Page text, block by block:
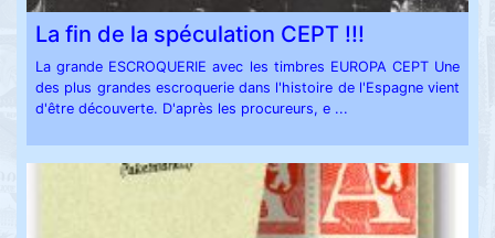
La fin de la spéculation CEPT !!!
La grande ESCROQUERIE avec les timbres EUROPA CEPT Une
des plus grandes escroquerie dans l'histoire de l'Espagne vient
d'être découverte. D'après les procureurs, e ...